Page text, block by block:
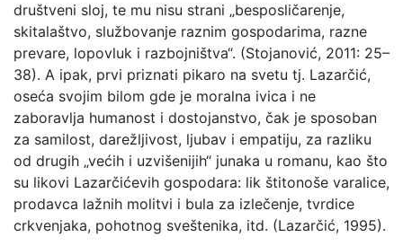
društveni sloj, te mu nisu strani „besposličarenje,
skitalaštvo, službovanje raznim gospodarima, razne
prevare, lopovluk i razbojništva“. (Stojanović, 2011: 25–
38). A ipak, prvi priznati pikaro na svetu tj. Lazarčić,
oseća svojim bilom gde je moralna ivica i ne
zaboravlja humanost i dostojanstvo, čak je sposoban
za samilost, darežljivost, ljubav i empatiju, za razliku
od drugih „većih i uzvišenijih“ junaka u romanu, kao što
su likovi Lazarčićevih gospodara: lik štitonoše varalice,
prodavca lažnih molitvi i bula za izlečenje, tvrdice
crkvenjaka, pohotnog sveštenika, itd. (Lazarčić, 1995).